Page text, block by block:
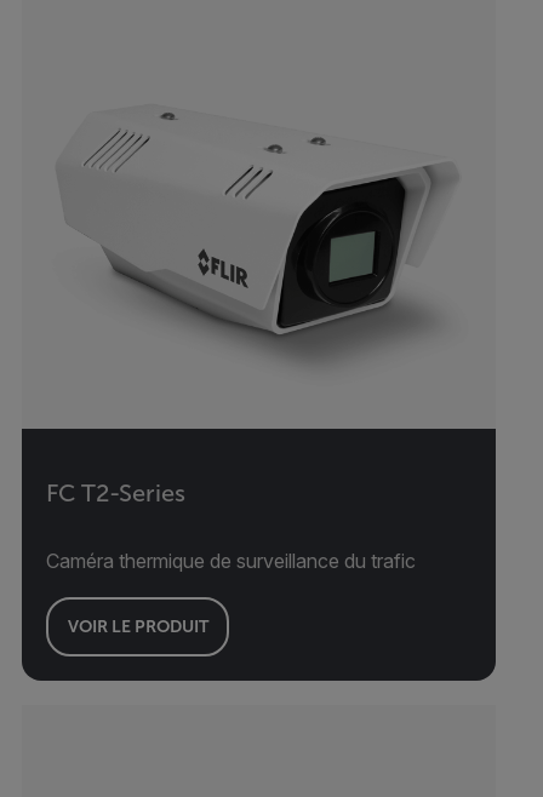
FC T2-Series
Caméra thermique de surveillance du trafic
VOIR LE PRODUIT